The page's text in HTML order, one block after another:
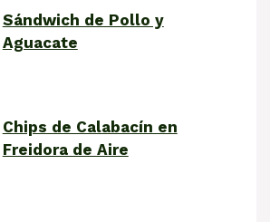
Sándwich de Pollo y
Aguacate
Chips de Calabacín en
Freidora de Aire